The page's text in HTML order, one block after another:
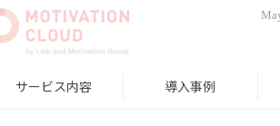
サービス内容 導入事例